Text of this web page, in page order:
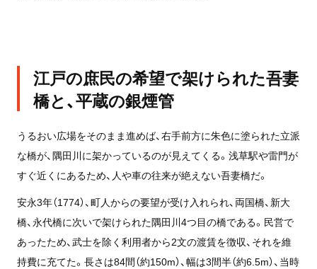
江戸の庶民の希望で架けられた吾妻
橋と、平蔵の銀煙管
うるおい広場をそのまま進めば、右手前方に朱色に塗られた立派
な橋が、隅田川に架かっているのが見えてくる。浅草駅や雷門が
すぐ近くにあるため、人や車の往来が絶えない吾妻橋だ。
安永3年（1774）、町人からの要望が受け入れられ、両国橋、新大
橋、永代橋に次いで架けられた隅田川4つ目の橋である。民営で
あったため、武士を除く利用者から2文の渡賃を徴収、それを維
持費に充てた。長さは84間（約150m）、幅は3間半（約6.5m）、当時